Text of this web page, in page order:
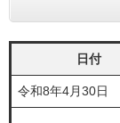
日付
令和8年4月30日